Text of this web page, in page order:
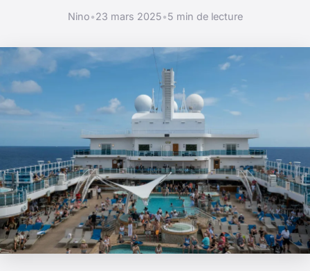
Nino•23 mars 2025•5 min de lecture